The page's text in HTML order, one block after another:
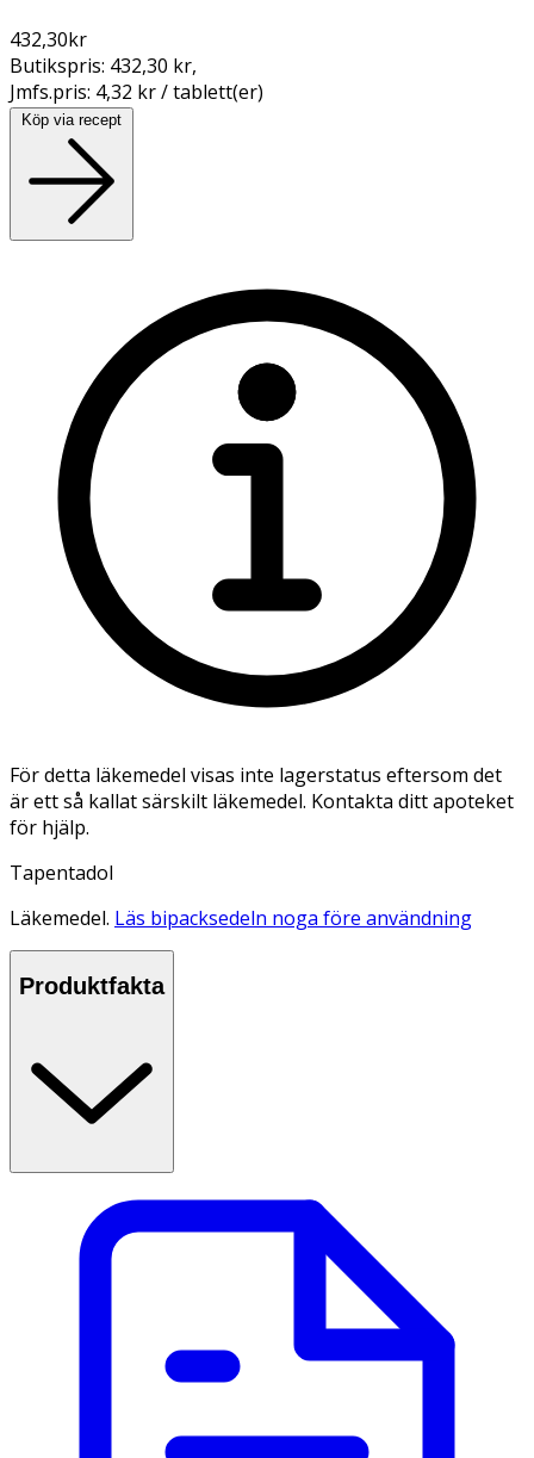
432,30kr
Butikspris: 432,30 kr,
Jmfs.pris: 4,32 kr / tablett(er)
Köp via recept
För detta läkemedel visas inte lagerstatus eftersom det
är ett så kallat särskilt läkemedel. Kontakta ditt apoteket
för hjälp.
Tapentadol
Läkemedel. Läs bipacksedeln noga före användning
Produktfakta